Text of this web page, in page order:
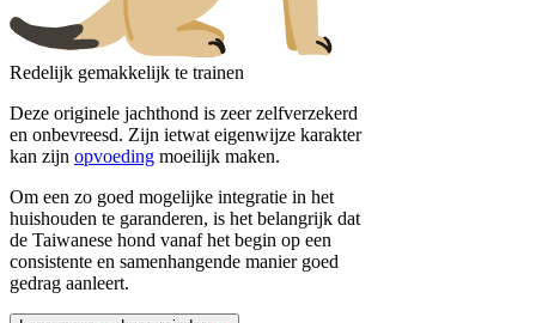
Redelijk gemakkelijk te trainen
Deze originele jachthond is zeer zelfverzekerd
en onbevreesd. Zijn ietwat eigenwijze karakter
kan zijn opvoeding moeilijk maken.
Om een ​​zo goed mogelijke integratie in het
huishouden te garanderen, is het belangrijk dat
de Taiwanese hond vanaf het begin op een
consistente en samenhangende manier goed
gedrag aanleert.